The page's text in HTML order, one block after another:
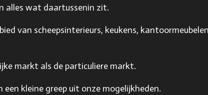
alles wat daartussenin zit.
van scheepsinterieurs, keukens,
markt als de particuliere markt.
een kleine greep uit onze mogelijkheden.